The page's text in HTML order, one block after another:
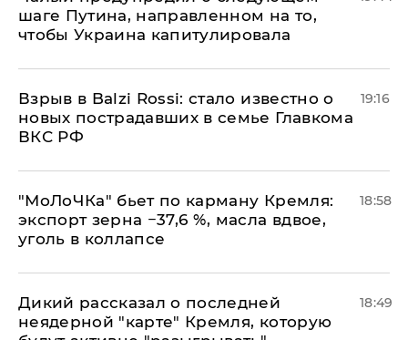
шаге Путина, направленном на то,
чтобы Украина капитулировала
Взрыв в Balzi Rossi: стало известно о
новых пострадавших в семье Главкома
ВКС РФ
19:16
​"МоЛоЧКа" бьет по карману Кремля:
экспорт зерна −37,6 %, масла вдвое,
уголь в коллапсе
18:58
Дикий рассказал о последней
неядерной "карте" Кремля, которую
18:49